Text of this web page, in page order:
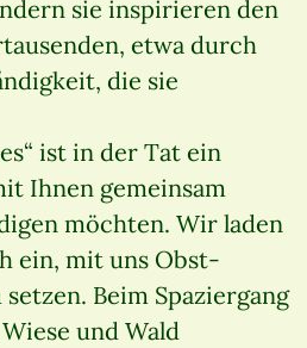
sie inspirieren den
etwa durch
die sie
ist in der Tat ein
Ihnen gemeinsam
möchten. Wir laden
ein, mit uns Obst-
Beim Spaziergang
und Wald